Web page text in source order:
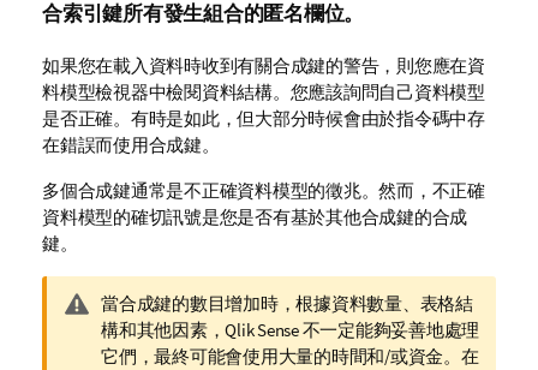
合索引鍵所有發生組合的匿名欄位。
如果您在載入資料時收到有關合成鍵的警告，則您應在資
料模型檢視器中檢閱資料結構。您應該詢問自己資料模型
是否正確。有時是如此，但大部分時候會由於指令碼中存
在錯誤而使用合成鍵。
多個合成鍵通常是不正確資料模型的徵兆。然而，不正確
資料模型的確切訊號是您是否有基於其他合成鍵的合成
鍵。
警
告
備
當合成鍵的數目增加時，根據資料數量、表格結
構和其他因素，Qlik Sense不一定能夠妥善地處理
它們，最終可能會使用大量的時間和/或資金。在